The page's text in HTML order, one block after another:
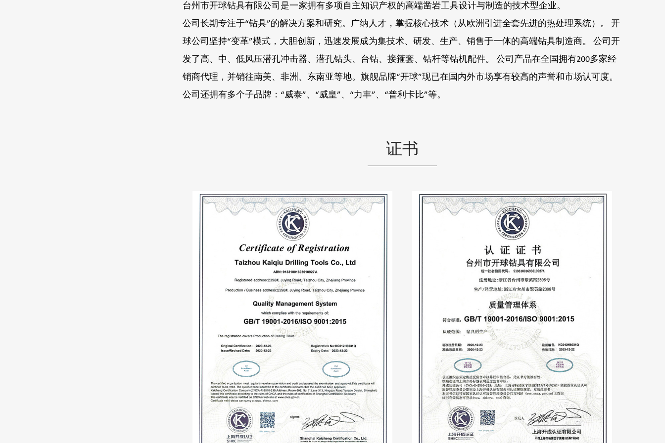
台州市开球钻具有限公司是一家拥有多项自主知识产权的高端凿岩工具设计与制造的技术型企业。
公司长期专注于“钻具”的解决方案和研究。广纳人才，掌握核心技术（从欧洲引进全套先进的热处理系统）。 开
球公司坚持“变革”模式，大胆创新，迅速发展成为集技术、研发、生产、销售于一体的高端钻具制造商。 公司开
发了高、中、低风压潜孔冲击器、潜孔钻头、台钻、接箍套、钻杆等钻机配件。 公司产品在全国拥有200多家经
销商代理，并销往南美、非洲、东南亚等地。旗舰品牌“开球”现已在国内外市场享有较高的声誉和市场认可度。
公司还拥有多个子品牌：“威泰”、“威皇”、“力丰”、“普利卡比”等。
证书